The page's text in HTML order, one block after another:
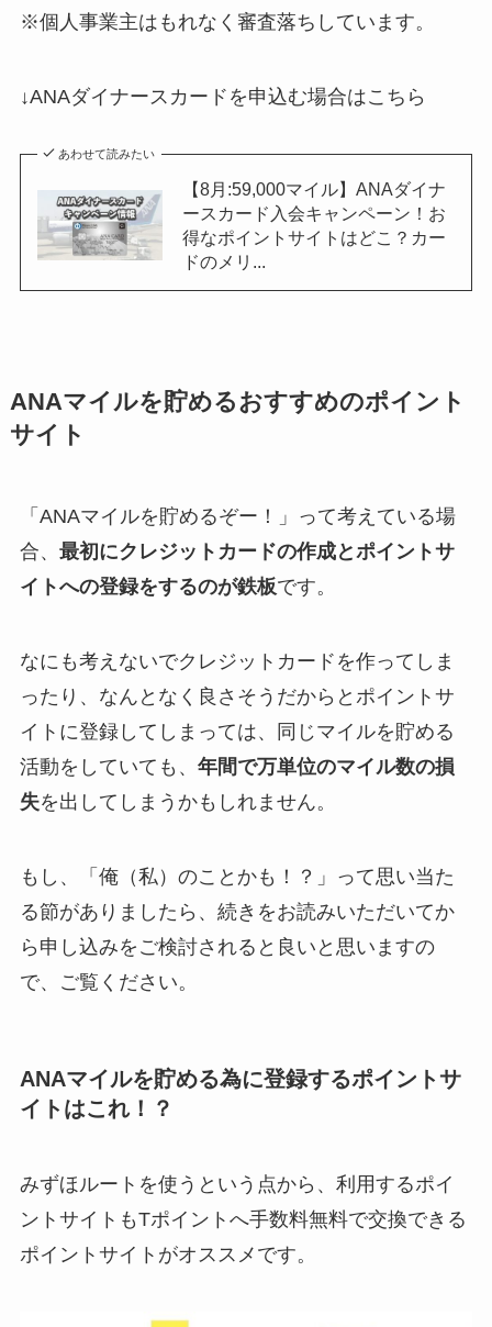
※個人事業主はもれなく審査落ちしています。
↓ANAダイナースカードを申込む場合はこちら
あわせて読みたい
【8月:59,000マイル】ANAダイナ
ースカード入会キャンペーン！お
得なポイントサイトはどこ？カー
ドのメリ...
ANAマイルを貯めるおすすめのポイント
サイト
「ANAマイルを貯めるぞー！」って考えている場
合、 最初にクレジットカードの作成とポイントサ
イトへの登録をするのが鉄板です。
なにも考えないでクレジットカードを作ってしま
ったり、なんとなく良さそうだからとポイントサ
イトに登録してしまっては、同じマイルを貯める
活動をしていても、 年間で万単位のマイル数の損
失を出してしまうかもしれません。
もし、「俺（私）のことかも！？」って思い当た
る節がありましたら、続きをお読みいただいてか
ら申し込みをご検討されると良いと思いますの
で、ご覧ください。
ANAマイルを貯める為に登録するポイントサ
イトはこれ！？
みずほルートを使うという点から、利用するポイ
ントサイトもTポイントへ手数料無料で交換できる
ポイントサイトがオススメです。